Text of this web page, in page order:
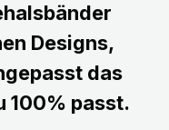
Designs,
das
100% passt.